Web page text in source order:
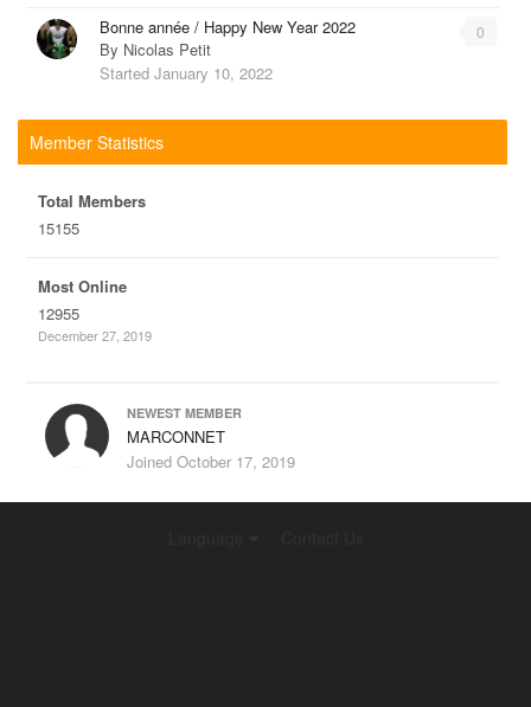
0
Bonne année / Happy New Year 2022
By Nicolas Petit
Started January 10, 2022
Member Statistics
Total Members
15155
Most Online
12955
December 27, 2019
NEWEST MEMBER
MARCONNET
Joined October 17, 2019